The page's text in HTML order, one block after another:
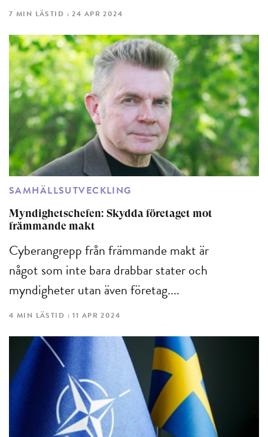
7 MIN LÄSTID : 24 APR 2024
SAMHÄLLSUTVECKLING
Myndighetschefen: Skydda företaget mot
främmande makt
Cyberangrepp från främmande makt är
något som inte bara drabbar stater och
myndigheter utan även företag....
4 MIN LÄSTID : 11 APR 2024